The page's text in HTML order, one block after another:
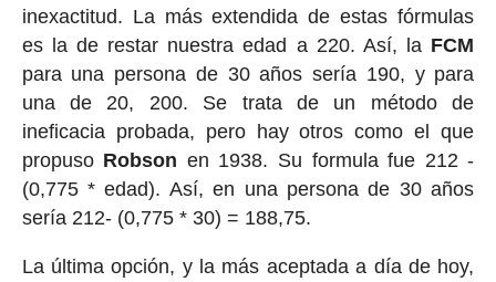
inexactitud. La más extendida de estas fórmulas
es la de restar nuestra edad a 220. Así, la FCM
para una persona de 30 años sería 190, y para
una de 20, 200. Se trata de un método de
ineficacia probada, pero hay otros como el que
propuso Robson en 1938. Su formula fue 212 -
(0,775 * edad). Así, en una persona de 30 años
sería 212- (0,775 * 30) = 188,75.
La última opción, y la más aceptada a día de hoy,